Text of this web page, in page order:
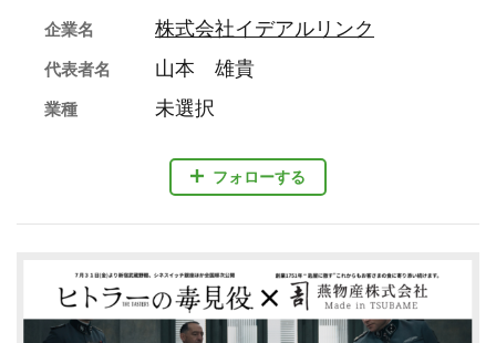
フォローする
企業名 株式会社イデアルリンク
代表者名 山本 雄貴
業種 未選択